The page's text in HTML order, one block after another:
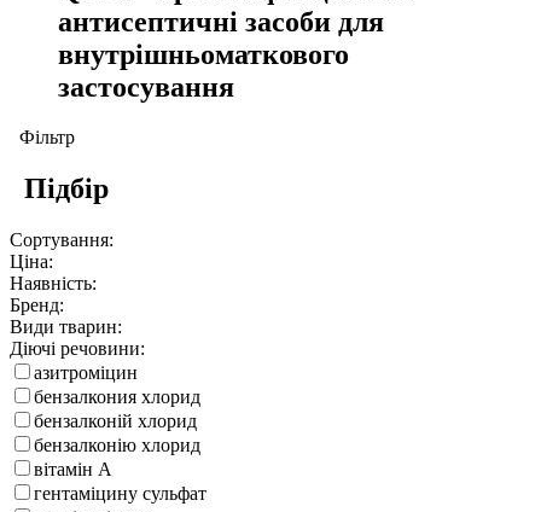
антисептичні засоби для
внутрішньоматкового
застосування
Фільтр
Підбір
Сортування:
Ціна:
Наявність:
Бренд:
Види тварин:
Діючі речовини:
азитроміцин
бензалкония хлорид
бензалконій хлорид
бензалконію хлорид
вітамін А
гентаміцину сульфат